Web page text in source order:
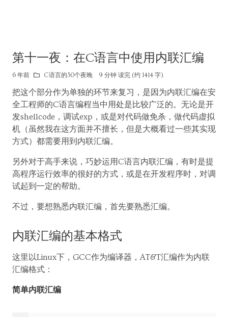
第十一夜：在C语言中使用内联汇编
6 年前 C语言的30个夜晚 9 分钟 读完 (约 1414 字)
把这个部分作为单独的环节来复习，是因为内联汇编在安
全工程师的C语言编程当中用处是比较广泛的。无论是开
发shellcode，调试exp，或是对代码做免杀，做代码虚拟
机（虽然我在这方面并不擅长，但是大概看过一些其实现
方式）都需要用到内联汇编。
另外对于高手来说，巧妙运用C语言内联汇编，有时是提
高程序运行效率的很好的方式，或是在开发程序时，对调
试起到一定的帮助。
不过，要想熟悉内联汇编，首先要熟悉汇编。
内联汇编的基本格式
这里以Linux下，GCC作为编译器，AT&T汇编作为内联
汇编格式：
简单内联汇编